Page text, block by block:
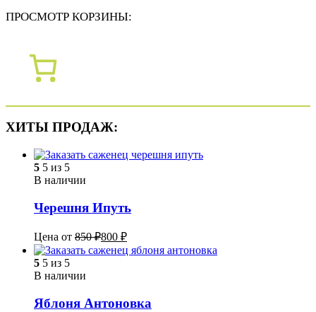
ПРОСМОТР КОРЗИНЫ:
ХИТЫ ПРОДАЖ:
5 5 из 5
В наличии
Черешня Ипуть
Цена от 850₽800 ₽
5 5 из 5
В наличии
Яблоня Антоновка